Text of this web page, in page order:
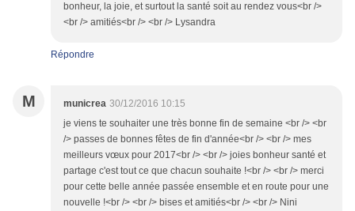
bonheur, la joie, et surtout la santé soit au rendez vous<br />
<br /> amitiés<br /> <br /> Lysandra
Répondre
M municrea 30/12/2016 10:15
je viens te souhaiter une très bonne fin de semaine <br /> <br
/> passes de bonnes fêtes de fin d'année<br /> <br /> mes
meilleurs vœux pour 2017<br /> <br /> joies bonheur santé et
partage c'est tout ce que chacun souhaite !<br /> <br /> merci
pour cette belle année passée ensemble et en route pour une
nouvelle !<br /> <br /> bises et amitiés<br /> <br /> Nini